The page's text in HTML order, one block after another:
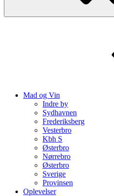
Mad og Vin
Indre by
Sydhavnen
Frederiksberg
Vesterbro
Kbh S
Østerbro
Nørrebro
Østerbro
Sverige
Provinsen
Oplevelser